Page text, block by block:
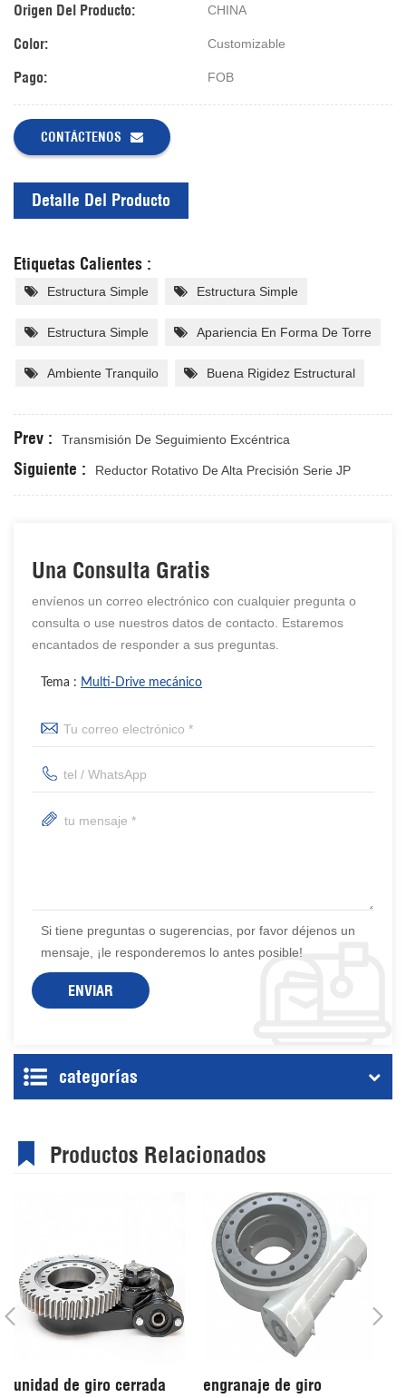
Origen Del Producto: CHINA
Color: Customizable
Pago: FOB
CONTÁCTENOS
Detalle Del Producto
Etiquetas Calientes :
Estructura Simple Estructura Simple
Estructura Simple Apariencia En Forma De Torre
Ambiente Tranquilo Buena Rigidez Estructural
Prev : Transmisión De Seguimiento Excéntrica
Siguiente : Reductor Rotativo De Alta Precisión Serie JP
Una Consulta Gratis
envíenos un correo electrónico con cualquier pregunta o
consulta o use nuestros datos de contacto. Estaremos
encantados de responder a sus preguntas.
Tema : Multi-Drive mecánico
Si tiene preguntas o sugerencias, por favor déjenos un
mensaje, ¡le responderemos lo antes posible!
categorías
Productos Relacionados
unidad de giro cerrada engranaje de giro